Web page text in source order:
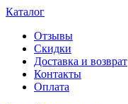
Каталог
Отзывы
Скидки
Доставка и возврат
Контакты
Оплата